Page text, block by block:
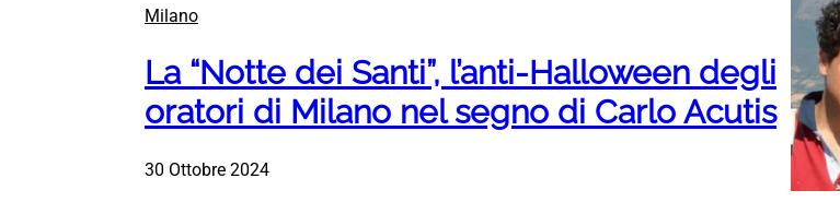
Milano
La “Notte dei Santi”, l’anti-Halloween degli
oratori di Milano nel segno di Carlo Acutis
30 Ottobre 2024